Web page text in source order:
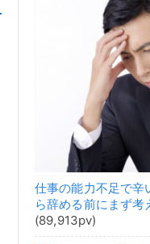
仕事の能力不足で
ら辞める前にまず考
(89,913pv)